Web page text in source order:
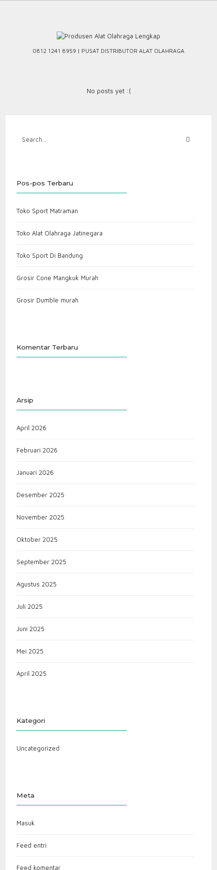
0812 1241 8959 | PUSAT DISTRIBUTOR ALAT OLAHRAGA
No posts yet :(
Pos-pos Terbaru
Toko Sport Matraman
Toko Alat Olahraga Jatinegara
Toko Sport Di Bandung
Grosir Cone Mangkuk Murah
Grosir Dumble murah
Komentar Terbaru
Arsip
April 2026
Februari 2026
Januari 2026
Desember 2025
November 2025
Oktober 2025
September 2025
Agustus 2025
Juli 2025
Juni 2025
Mei 2025
April 2025
Kategori
Uncategorized
Meta
Masuk
Feed entri
Feed komentar